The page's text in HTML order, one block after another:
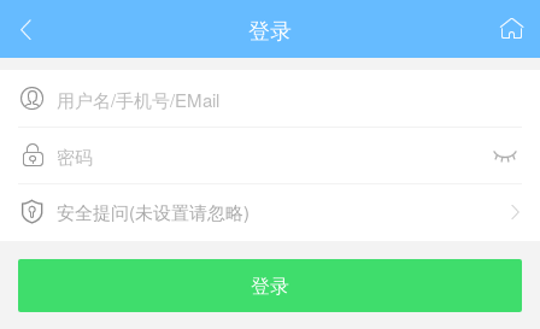
 
登录

 
 
安全提问(未设置请忽略)
安全提问(未设置请忽略)
登录